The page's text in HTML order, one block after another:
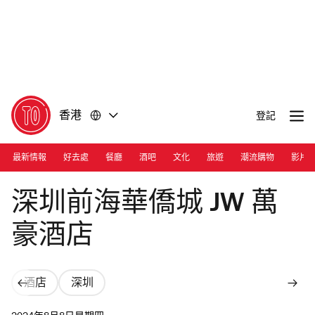
香港 登記
最新情報 好去處 餐廳 酒吧 文化 旅遊 潮流購物 影片
Photograph: Courtesy JW Marriott Hotel Shenzhen Bao'an
深圳前海華僑城 JW 萬
豪酒店
酒店 深圳